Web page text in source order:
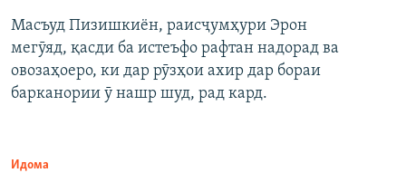
Масъуд Пизишкиён, раисҷумҳури Эрон
мегӯяд, қасди ба истеъфо рафтан надорад ва
овозаҳоеро, ки дар рӯзҳои ахир дар бораи
барканории ӯ нашр шуд, рад кард.
Идома